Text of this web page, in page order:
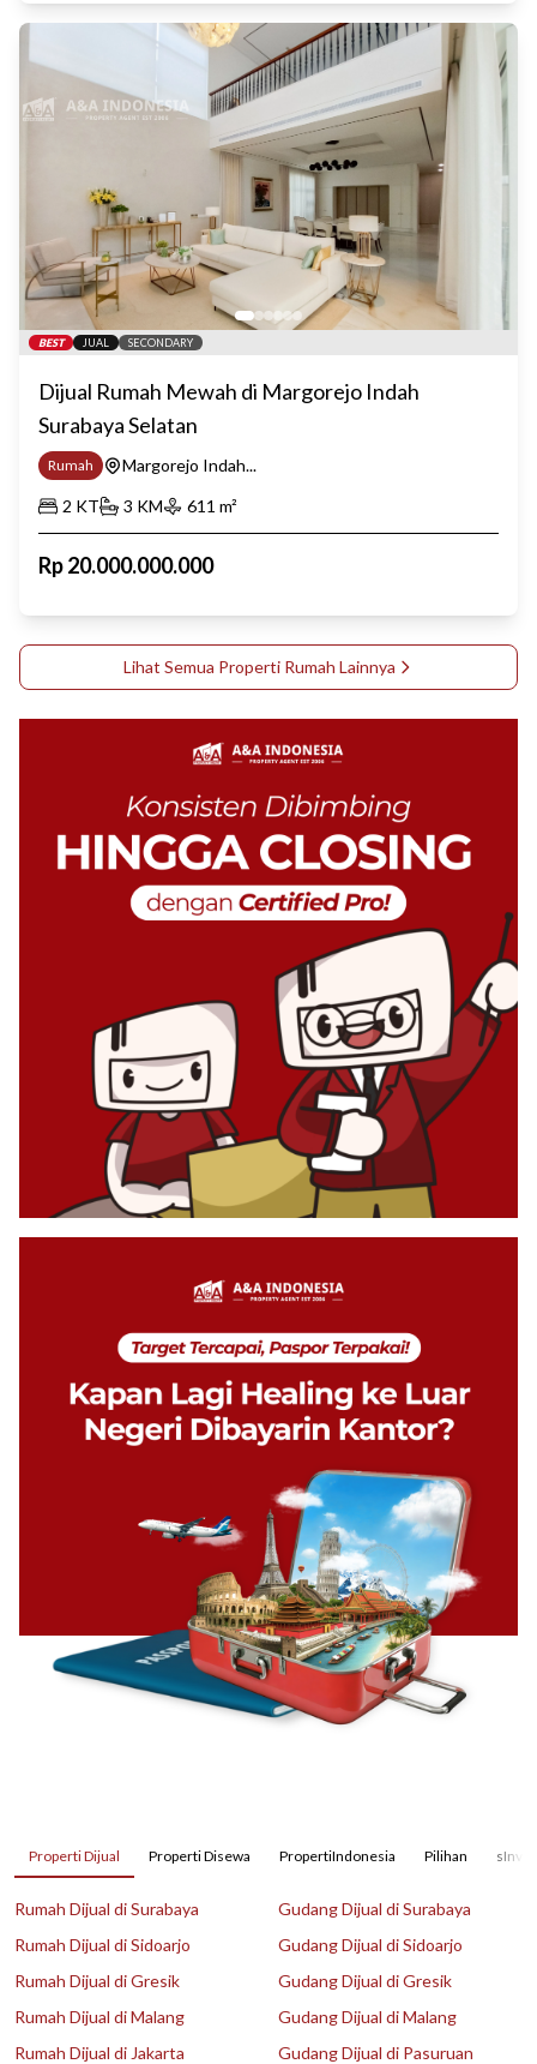
BEST JUAL SECONDARY
Dijual Rumah Mewah di Margorejo Indah
Surabaya Selatan
Rumah
Margorejo Indah...
2 KT 3 KM 611 m²
Rp20.000.000.000
Lihat Semua Properti Rumah Lainnya
Properti Dijual Properti Disewa PropertiIndonesia Pilihan
Rumah Dijual di Surabaya
Rumah Dijual di Sidoarjo
Rumah Dijual di Gresik
Rumah Dijual di Malang
Rumah Dijual di Jakarta
Gudang Dijual di Surabaya
Gudang Dijual di Sidoarjo
Gudang Dijual di Gresik
Gudang Dijual di Malang
Gudang Dijual di Pasuruan